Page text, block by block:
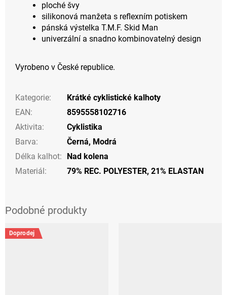
ploché švy
silikonová manžeta s reflexním potiskem
pánská výstelka T.M.F. Skid Man
univerzální a snadno kombinovatelný design
Vyrobeno v České republice.
Kategorie:
Krátké cyklistické kalhoty
EAN:
8595558102716
Aktivita:
Cyklistika
Barva: Černá, Modrá
Délka kalhot:
Nad kolena
Materiál: 79% REC. POLYESTER, 21% ELASTAN
Doprodej